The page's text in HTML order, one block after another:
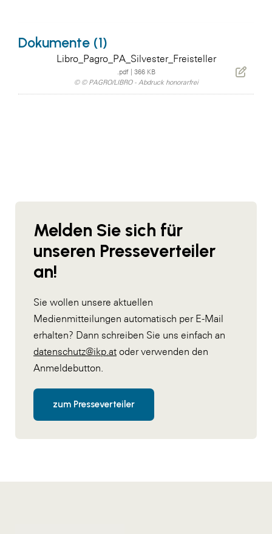
Dokumente (1)
Libro_Pagro_PA_Silvester_Freisteller
.pdf| 366 KB
© © PAGRO/LIBRO - Abdruck honorarfrei
Melden Sie sich für
unseren Presseverteiler
an!
Sie wollen unsere aktuellen
Medienmitteilungen automatisch per E-Mail
erhalten? Dann schreiben Sie uns einfach an
datenschutz@ikp.at oder verwenden den
Anmeldebutton.
zum Presseverteiler